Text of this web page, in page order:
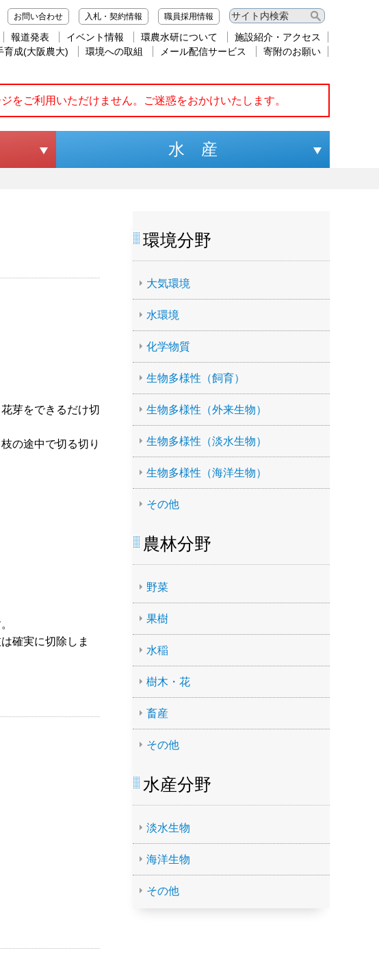
お問い合わせ 入札・契約情報 職員採用情報
報道発表 イベント情報 環農水研について
施設紹介・アクセス
育成(大阪農大) 環境への取組 メール配信サービス 寄附のお願い
をご利用いただけません。ご迷惑をおかけいたします。
水 産
芽をできるだけ切
の途中で切る切り
確実に切除しま
環境分野
大気環境
水環境
化学物質
生物多様性（飼育）
生物多様性（外来生物）
生物多様性（淡水生物）
生物多様性（海洋生物）
その他
農林分野
野菜
果樹
水稲
樹木・花
畜産
その他
水産分野
淡水生物
海洋生物
その他